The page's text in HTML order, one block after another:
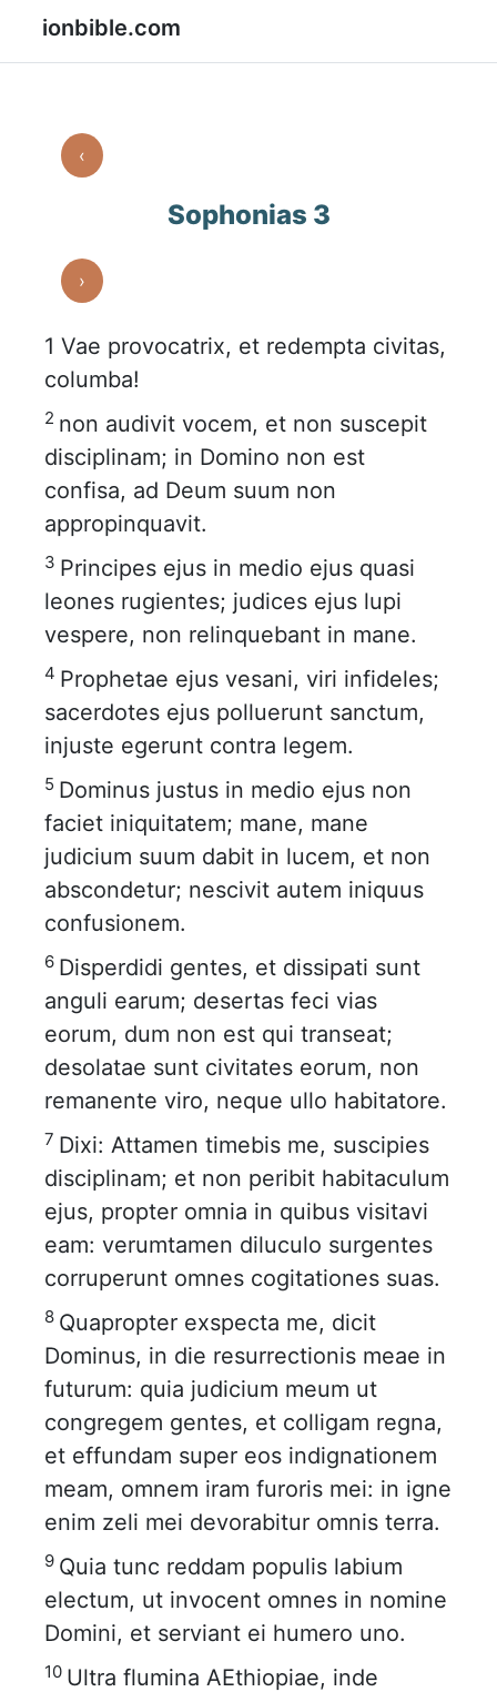
ionbible.com
‹
Sophonias 3
›
1 Vae provocatrix, et redempta civitas,
columba!
2 non audivit vocem, et non suscepit
disciplinam; in Domino non est
confisa, ad Deum suum non
appropinquavit.
3 Principes ejus in medio ejus quasi
leones rugientes; judices ejus lupi
vespere, non relinquebant in mane.
4 Prophetae ejus vesani, viri infideles;
sacerdotes ejus polluerunt sanctum,
injuste egerunt contra legem.
5 Dominus justus in medio ejus non
faciet iniquitatem; mane, mane
judicium suum dabit in lucem, et non
abscondetur; nescivit autem iniquus
confusionem.
6 Disperdidi gentes, et dissipati sunt
anguli earum; desertas feci vias
eorum, dum non est qui transeat;
desolatae sunt civitates eorum, non
remanente viro, neque ullo habitatore.
7 Dixi: Attamen timebis me, suscipies
disciplinam; et non peribit habitaculum
ejus, propter omnia in quibus visitavi
eam: verumtamen diluculo surgentes
corruperunt omnes cogitationes suas.
8 Quapropter exspecta me, dicit
Dominus, in die resurrectionis meae in
futurum: quia judicium meum ut
congregem gentes, et colligam regna,
et effundam super eos indignationem
meam, omnem iram furoris mei: in igne
enim zeli mei devorabitur omnis terra.
9 Quia tunc reddam populis labium
electum, ut invocent omnes in nomine
Domini, et serviant ei humero uno.
10 Ultra flumina AEthiopiae, inde